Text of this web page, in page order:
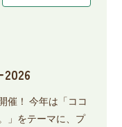
催！ 今年は「ココ
」をテーマに、プ